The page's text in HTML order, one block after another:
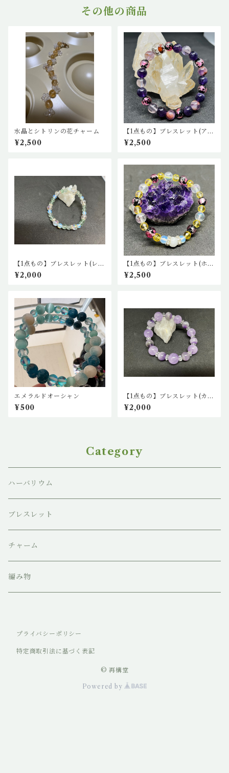
その他の商品
水晶とシトリンの花チャーム
¥2,500
【1点もの】ブレスレット(アメ
ジスト・ケープアメジスト・
水晶・ガーデンクウォーツ)
¥2,500
【1点もの】ブレスレット(レイ
ンボー水晶、ブルームーンス
トーン、フローライト)
¥2,000
【1点もの】ブレスレット(ホワ
イトオニキス、ブルームーン
ストーン、カットシトリン、蛍
¥2,500
エメラルドオーシャン
¥500
【1点もの】ブレスレット(カー
プアメジストとアメジスト)
¥2,000
Category
ハーバリウム
ブレスレット
チャーム
編み物
プライバシーポリシー
特定商取引法に基づく表記
© 再構堂
Powered by